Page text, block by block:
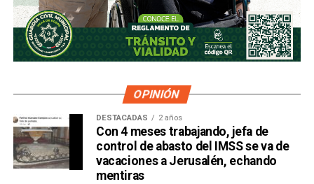
OPINIÓN
DESTACADAS 2 años
Con 4 meses trabajando, jefa de
control de abasto del IMSS se va de
vacaciones a Jerusalén, echando
mentiras